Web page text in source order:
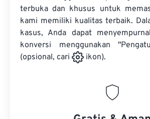
terbuka dan khusus untuk
kami memiliki kualitas terbaik.
kasus, Anda dapat
konversi menggunakan
(opsional, cari
ikon).